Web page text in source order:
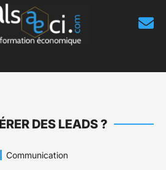
DES LEADS ?
Communication